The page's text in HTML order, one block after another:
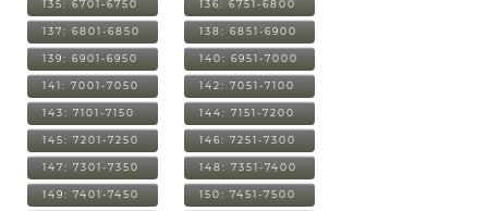
135: 6701-6750 136: 6751-6800
137: 6801-6850 138: 6851-6900
139: 6901-6950 140: 6951-7000
141: 7001-7050 142: 7051-7100
143: 7101-7150 144: 7151-7200
145: 7201-7250 146: 7251-7300
147: 7301-7350 148: 7351-7400
149: 7401-7450 150: 7451-7500